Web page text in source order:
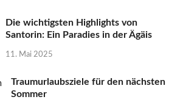
Die wichtigsten Highlights von
Santorin: Ein Paradies in der Ägäis
11. Mai 2025
Traumurlaubsziele für den nächsten
Sommer